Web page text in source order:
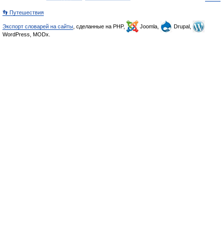
👣 Путешествия
Экспорт словарей на сайты , сделанные на PHP, Joomla,
Drupal,
WordPress, MODx.